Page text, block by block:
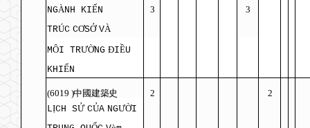
NGÀNH KIẾN
TRÚC CƠSỞ VÀ
3 3
MÔI TRƯỜNG ĐIỀU
KHIỂN
(6019 )中國建築史 2
2
LỊCH SỬ CỦA NGƯỜI